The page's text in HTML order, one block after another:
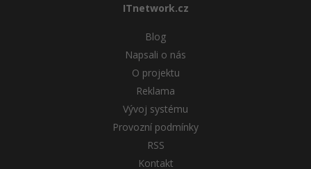
ITnetwork.cz
Blog
Napsali o nás
O projektu
Reklama
Vývoj systému
Provozní podmínky
RSS
Kontakt